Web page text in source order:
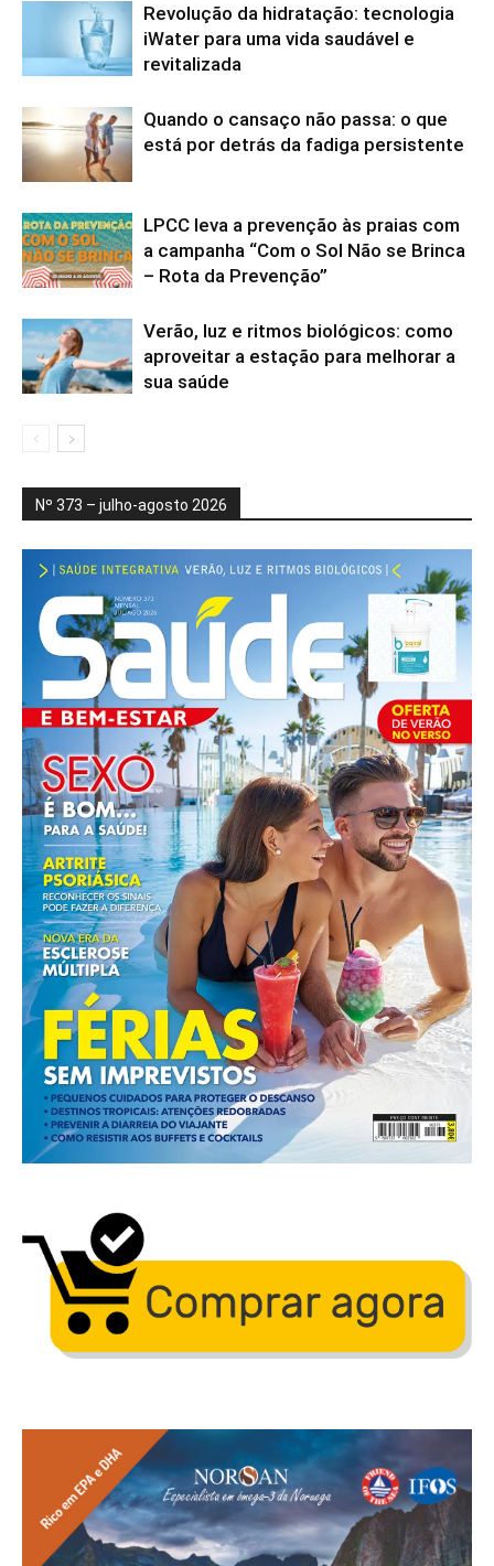
Revolução da hidratação: tecnologia
iWater para uma vida saudável e
revitalizada
Quando o cansaço não passa: o que
está por detrás da fadiga persistente
LPCC leva a prevenção às praias com
a campanha “Com o Sol Não se Brinca
– Rota da Prevenção”
Verão, luz e ritmos biológicos: como
aproveitar a estação para melhorar a
sua saúde
Nº 373 – julho-agosto 2026